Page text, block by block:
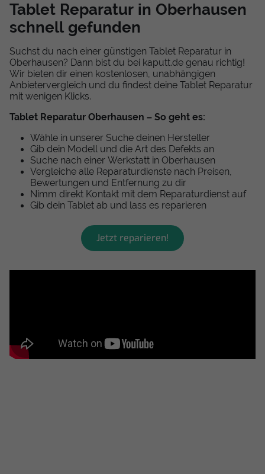
Tablet Reparatur in Oberhausen
schnell gefunden
Suchst du nach einer günstigen Tablet Reparatur in
Oberhausen? Dann bist du bei kaputt.de genau richtig!
Wir bieten dir einen kostenlosen, unabhängigen
Anbietervergleich und du findest deine Tablet Reparatur
mit wenigen Klicks.
Tablet Reparatur Oberhausen – So geht es:
Wähle in unserer Suche deinen Hersteller
Gib dein Modell und die Art des Defekts an
Suche nach einer Werkstatt in Oberhausen
Vergleiche alle Reparaturdienste nach Preisen,
Bewertungen und Entfernung zu dir
Nimm direkt Kontakt mit dem Reparaturdienst auf
Gib dein Tablet ab und lass es reparieren
Jetzt reparieren!